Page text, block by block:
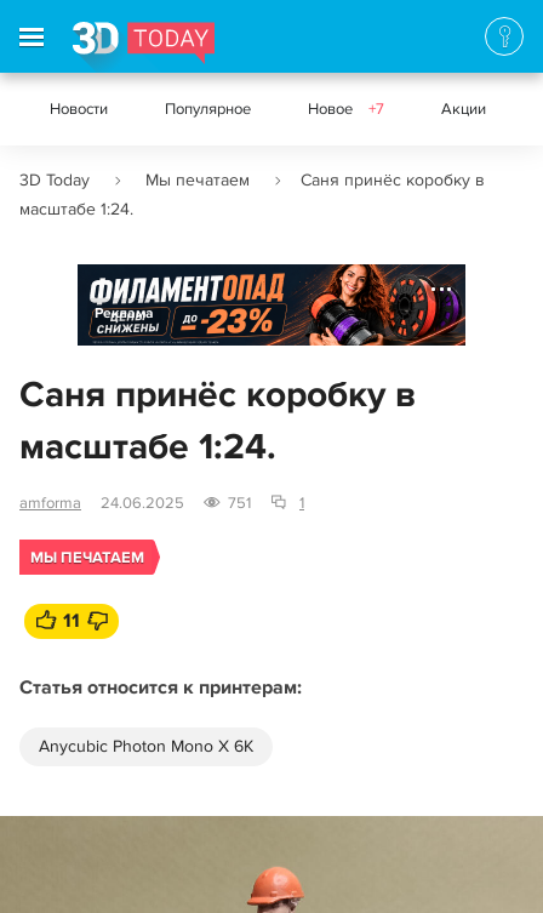
Новости Популярное Новое +7 Акции
3D Today Мы печатаем
Саня принёс коробку в
масштабе 1:24.
Реклама
Саня принёс коробку в
масштабе 1:24.
amforma 24.06.2025 751 1
МЫ ПЕЧАТАЕМ
11
Статья относится к принтерам:
Anycubic Photon Mono X 6K